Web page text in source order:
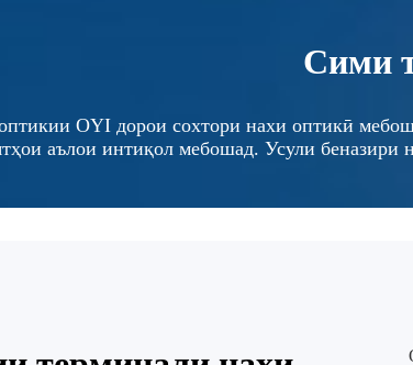
Сими
OYI дорои сохтори нахи оптикӣ
аълои интиқол мебошад. Усули беназири